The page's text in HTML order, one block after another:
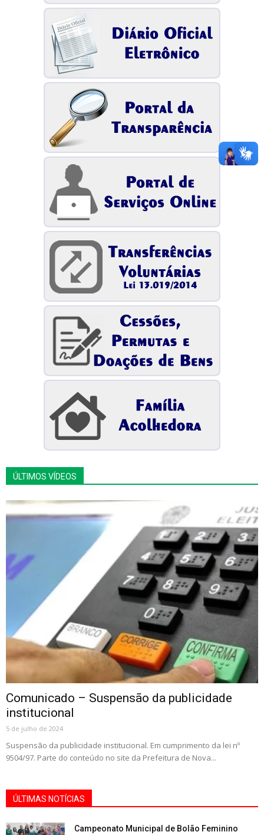
ÚLTIMOS VÍDEOS
Comunicado – Suspensão da publicidade
institucional
5 de julho de 2024
Suspensão da publicidade institucional. Em cumprimento da lei nº
9504/97. Parte do conteúdo no site da Prefeitura de Nova...
ÚLTIMAS NOTÍCIAS
Campeonato Municipal de Bolão Feminino